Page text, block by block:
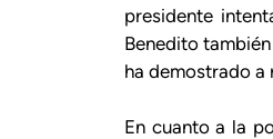
presidente
Benedito
ha demostrado a
En cuanto a la